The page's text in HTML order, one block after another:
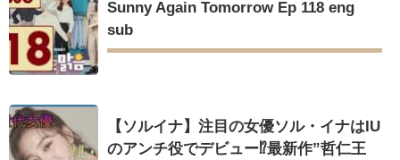
Sunny Again Tomorrow Ep 118 eng
sub
【ソルイナ】注目の女優ソル・イナはIU
のアンチ役でデビュー⁉最新作”哲仁王